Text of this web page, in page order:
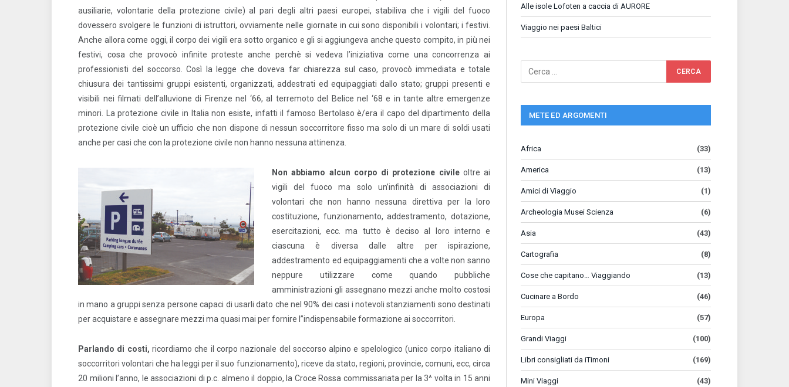
ausiliarie, volontarie della protezione civile) al pari degli altri paesi europei, stabiliva che i vigili del fuoco
dovessero svolgere le funzioni di istruttori, ovviamente nelle giornate in cui sono disponibili i volontari; i festivi.
Anche allora come oggi, il corpo dei vigili era sotto organico e gli si aggiungeva anche questo compito, in più nei
festivi, cosa che provocò infinite proteste anche perchè si vedeva l’iniziativa come una concorrenza ai
professionisti del soccorso. Così la legge che doveva far chiarezza sul caso, provocò immediata e totale
chiusura dei tantissimi gruppi esistenti, organizzati, addestrati ed equipaggiati dallo stato; gruppi presenti e
visibili nei filmati dell’alluvione di Firenze nel ‘66, al terremoto del Belice nel ‘68 e in tante altre emergenze
minori. La protezione civile in Italia non esiste, infatti il famoso Bertolaso è/era il capo del dipartimento della
protezione civile cioè un ufficio che non dispone di nessun soccorritore fisso ma solo di un mare di soldi usati
anche per casi che con la protezione civile non hanno nessuna attinenza.
Non abbiamo alcun corpo di protezione civileoltre ai
vigili del fuoco ma solo un’infinità di associazioni di
volontari che non hanno nessuna direttiva per la loro
costituzione, funzionamento, addestramento, dotazione,
esercitazioni, ecc. ma tutto è deciso al loro interno e
ciascuna è diversa dalle altre per ispirazione,
addestramento ed equipaggiamenti che a volte non sanno
neppure utilizzare come quando pubbliche
amministrazioni gli assegnano mezzi anche molto costosi
in mano a gruppi senza persone capaci di usarli dato che nel 90% dei casi i notevoli stanziamenti sono destinati
per acquistare e assegnare mezzi ma quasi mai per fornire l’’indispensabile formazione ai soccorritori.
Parlando di costi, ricordiamo che il corpo nazionale del soccorso alpino e spelologico (unico corpo italiano di
soccorritori volontari che ha leggi per il suo funzionamento), riceve da stato, regioni, provincie, comuni, ecc, circa
20 milioni l’anno, le associazioni di p.c. almeno il doppio, la Croce Rossa commissariata per la 3^ volta in 15 anni
Alle isole Lofoten a caccia di AURORE
Viaggio nei paesi Baltici
METE ED ARGOMENTI
Africa (33)
America (13)
Amici di Viaggio (1)
Archeologia Musei Scienza (6)
Asia (43)
Cartografia (8)
Cose che capitano… Viaggiando (13)
Cucinare a Bordo (46)
Europa (57)
Grandi Viaggi (100)
Libri consigliati da iTimoni (169)
Mini Viaggi (43)